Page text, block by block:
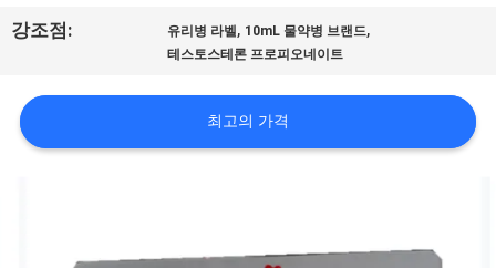
여
품
강조점: 유리병 라벨, 10mL 물약병 브랜드,
테스토스테론 프로피오네이트
최고의 가격